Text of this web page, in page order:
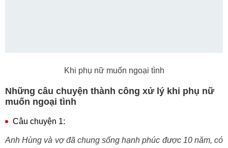
Khi phụ nữ muốn ngoại tình
Những câu chuyện thành công xử lý khi phụ nữ
muốn ngoại tình
Câu chuyện 1:
Anh Hùng và vợ đã chung sống hạnh phúc được 10 năm, có